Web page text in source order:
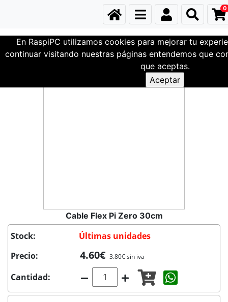
En RaspiPC utilizamos cookies para mejorar tu
continuar visitando nuestras páginas entendemos que
que aceptas.
0
Familia Test
Cable Flex Pi Zero 30cm
Stock:
Últimas unidades
Precio:
4.60€ 3.80€ sin iva
Cantidad: Compartir